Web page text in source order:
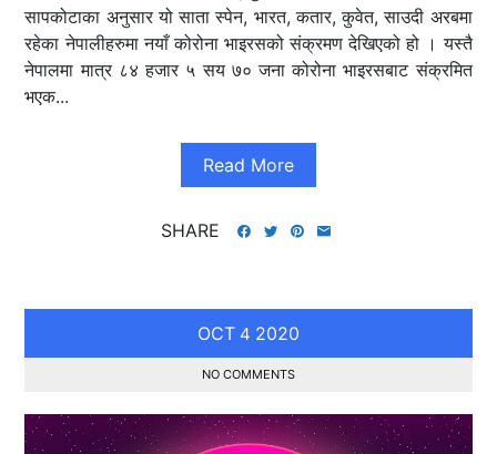
सापकोटाका अनुसार यो साता स्पेन, भारत, कतार, कुवेत, साउदी अरबमा
रहेका नेपालीहरुमा नयाँ कोरोना भाइरसको संक्रमण देखिएको हो । यस्तै
नेपालमा मात्र ८४ हजार ५ सय ७० जना कोरोना भाइरसबाट संक्रमित
भएक...
Read More
SHARE
OCT 4 2020
NO COMMENTS